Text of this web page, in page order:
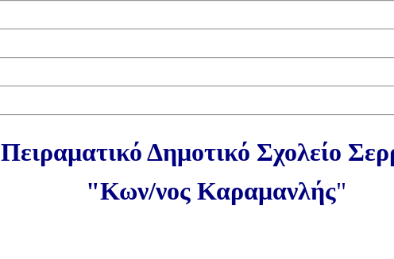
Πειραματικό Δημοτικό Σχολείο
"Κων/νος Καραμανλής"